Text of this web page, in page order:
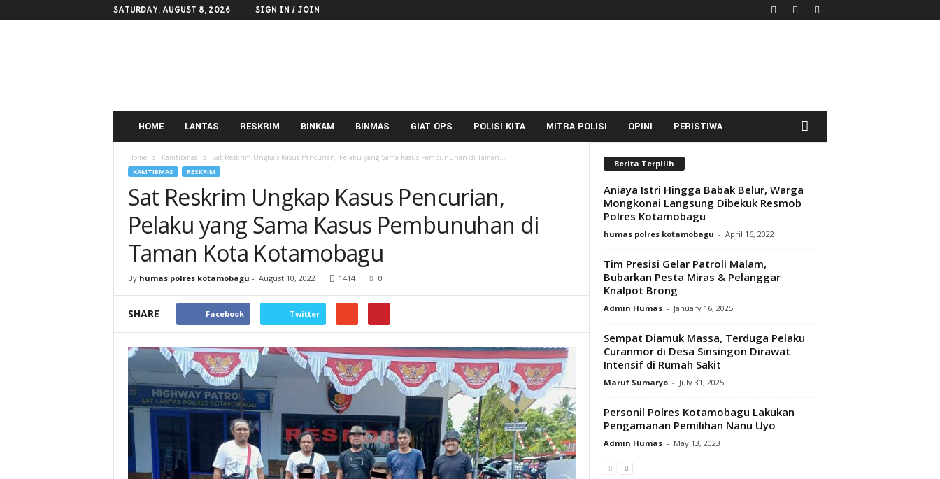
SATURDAY, AUGUST 8, 2026 SIGN IN / JOIN
HOME LANTAS RESKRIM BINKAM BINMAS GIAT OPS POLISI KITA MITRA POLISI OPINI PERISTIWA
Home Kamtibmas Sat Reskrim Ungkap Kasus Pencurian, Pelaku yang Sama Kasus Pembunuhan di Taman...
KAMTIBMAS RESKRIM
Sat Reskrim Ungkap Kasus Pencurian,
Pelaku yang Sama Kasus Pembunuhan di
Taman Kota Kotamobagu
By humas polres kotamobagu - August 10, 2022 1414 0
SHARE Facebook Twitter
Berita Terpilih
Aniaya Istri Hingga Babak Belur, Warga
Mongkonai Langsung Dibekuk Resmob
Polres Kotamobagu
humas polres kotamobagu - April 16, 2022
Tim Presisi Gelar Patroli Malam,
Bubarkan Pesta Miras & Pelanggar
Knalpot Brong
Admin Humas - January 16, 2025
Sempat Diamuk Massa, Terduga Pelaku
Curanmor di Desa Sinsingon Dirawat
Intensif di Rumah Sakit
Maruf Sumaryo - July 31, 2025
Personil Polres Kotamobagu Lakukan
Pengamanan Pemilihan Nanu Uyo
Admin Humas - May 13, 2023